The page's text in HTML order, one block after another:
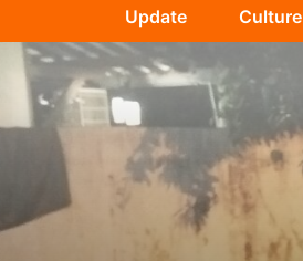
Update Culture